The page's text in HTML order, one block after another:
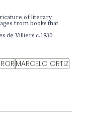
of literary
from books that
de Villiers c.1830
MARCELO ORTIZ